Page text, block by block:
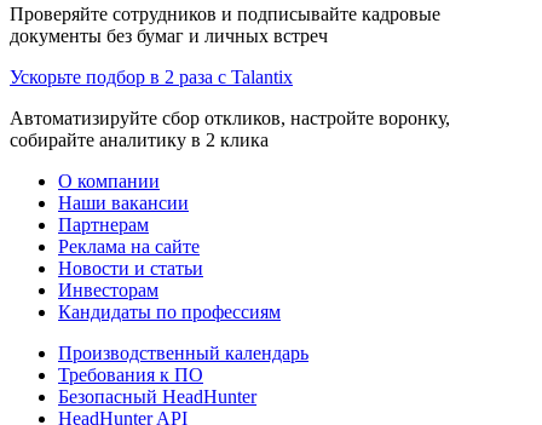
Проверяйте сотрудников и подписывайте кадровые
документы без бумаг и личных встреч
Ускорьте подбор в 2 раза с Talantix
Автоматизируйте сбор откликов, настройте воронку,
собирайте аналитику в 2 клика
О компании
Наши вакансии
Партнерам
Реклама на сайте
Новости и статьи
Инвесторам
Кандидаты по профессиям
Производственный календарь
Требования к ПО
Безопасный HeadHunter
HeadHunter API